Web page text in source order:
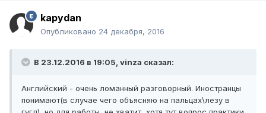
kapydan
Опубликовано 24 декабря, 2016
В 23.12.2016 в 19:05, vinza сказал:
Английский - очень ломанный разговорный. Иностранцы
понимают(в случае чего объясняю на пальцах\лезу в